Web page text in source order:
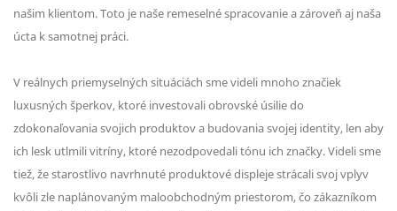
našim klientom. Toto je naše remeselné spracovanie a zároveň aj naša
úcta k samotnej práci.
V reálnych priemyselných situáciách sme videli mnoho značiek
luxusných šperkov, ktoré investovali obrovské úsilie do
zdokonaľovania svojich produktov a budovania svojej identity, len aby
ich lesk utlmili vitríny, ktoré nezodpovedali tónu ich značky. Videli sme
tiež, že starostlivo navrhnuté produktové displeje strácali svoj vplyv
kvôli zle naplánovaným maloobchodným priestorom, čo zákazníkom